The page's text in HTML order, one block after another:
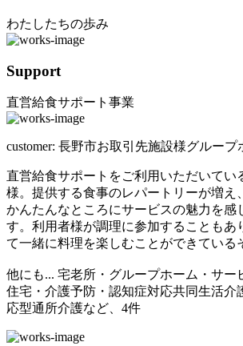
わたしたちの歩み
Support
直営給食サポート事業
customer: 長野市お取引先施設様グループ
直営給食サポートをご利用いただいてい
様。提供する食事のレパートリーが増え
かんたんなところにサービスの魅力を感
す。利用者様が調理に参加することもあ
て一緒に料理を楽しむことができている
他にも... 宅老所・グループホーム・サー
住宅・介護予防・認知症対応共同生活介
応型通所介護など、4件